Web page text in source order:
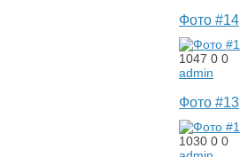
Фото #14
1047 0 0
admin
Фото #13
1030 0 0